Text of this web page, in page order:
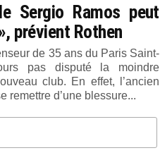
Sergio Ramos peut
prévient Rothen
de 35 ans du Paris Saint-
pas disputé la moindre
club. En effet, l’ancien
remettre d’une blessure...